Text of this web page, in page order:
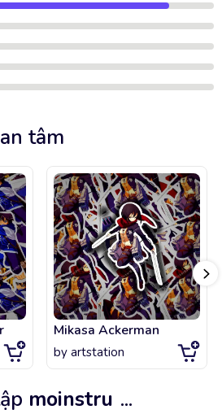
tâm
Mikasa Ackerman
by artstation
moinstru ...